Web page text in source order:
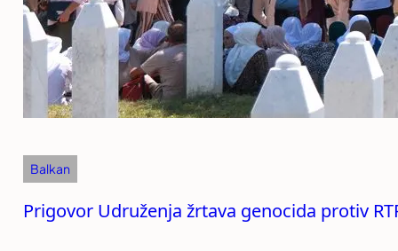
Balkan
Prigovor Udruženja žrtava genocida protiv